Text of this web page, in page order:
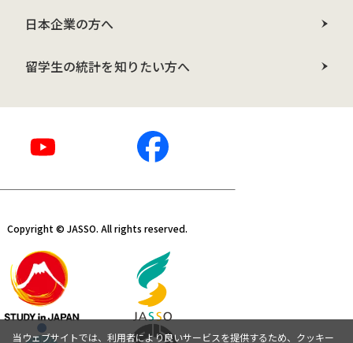
日本企業の方へ
留学生の統計を知りたい方へ
Copyright © JASSO. All rights reserved.
当ウェブサイトでは、利用者により良いサービスを提供するため、クッキー